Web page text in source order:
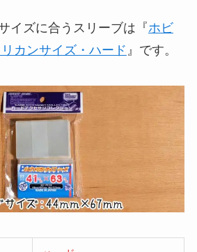
イズに合うスリーブは『ホビ
カンサイズ・ハード 』です。